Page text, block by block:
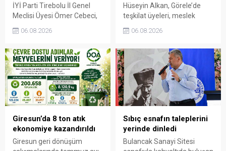
İYİ Parti Tirebolu İl Genel
Meclisi Üyesi Ömer Cebeci,
Cemiyeti’nin Milli Mücadele
çekti. Cebeci, Giresun’un
bağımsızlık mücadelesinde
üstlendiği tarihi
sorumluluğun gelecek
nesillere doğru anlatılması
gerektiğini söyledi.
06.08.2026
Hüseyin Alkan, Görele’de
teşkilat üyeleri, meslek
gelerek talep ve beklentileri
06.08.2026
Giresun’da 8 ton atık
ekonomiye kazandırıldı
Giresun geri dönüşüm
Sıbıç esnafın taleplerini
yerinde dinledi
Bulancak Sanayi Sitesi